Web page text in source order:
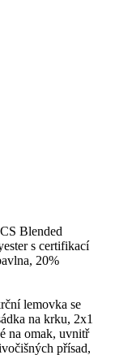
Blended
s certifikací
20%
lemovka se
na krku, 2x1
na omak, uvnitř
přísad,